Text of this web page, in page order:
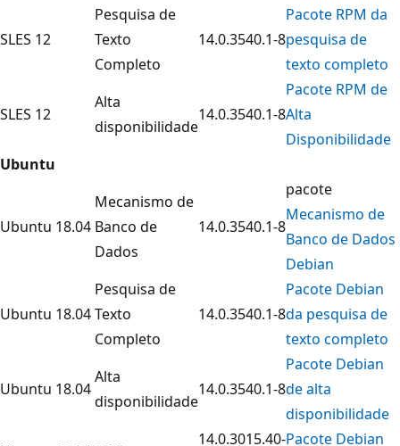
SLES 12
Pesquisa de
Texto
Completo
14.0.3540.1-8
Pacote RPM da
pesquisa de
texto completo
SLES 12
Alta
disponibilidade
14.0.3540.1-8
Pacote RPM de
Alta
Disponibilidade
Ubuntu
Ubuntu 18.04
Mecanismo de
Banco de
Dados
14.0.3540.1-8
pacote
Mecanismo de
Banco de Dados
Debian
Ubuntu 18.04
Pesquisa de
Texto
Completo
14.0.3540.1-8
Pacote Debian
da pesquisa de
texto completo
Ubuntu 18.04
Alta
disponibilidade
14.0.3540.1-8
Pacote Debian
de alta
disponibilidade
14.0.3015.40-Pacote Debian